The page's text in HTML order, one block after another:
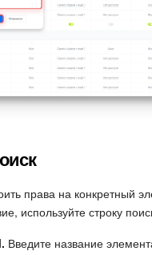
права на конкретный
используйте строку
Введите название